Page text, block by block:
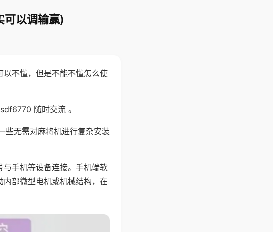
可以调输赢)
不懂，但是不能不懂怎么使
随时交流 。
些无需对麻将机进行复杂安装
与手机等设备连接。手机端软
部微型电机或机械结构，在